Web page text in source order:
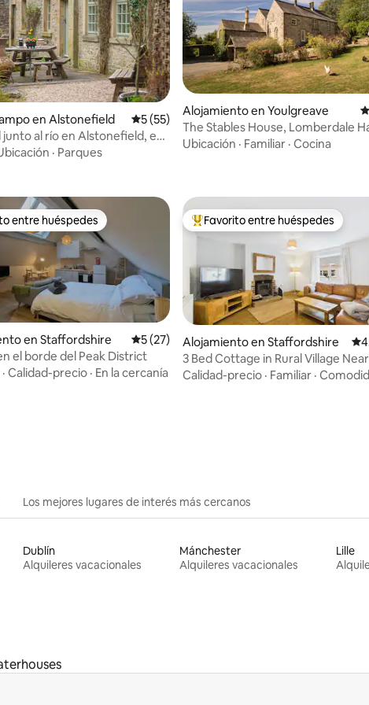
de 5, 30 reseñas
en Alstonefield Calificación promedio: 5 de 5, 55 reseñas
5 (55)
junto al río en Alstonefield, en
los Picos
· Parques
Alojamiento en Youlgreave
The Stables House, Lomberdale
4 a 7 huéspedes
Ubicación · Familiar · Cocina
de 5, 433 reseñas
huéspedes preferido
entre huéspedes
en Staffordshire Calificación promedio: 5 de 5, 27 reseñas
5 (27)
el borde del Peak District
· Calidad-precio · En la cercanía
Favorito entre huéspedes preferido
Favorito entre huéspedes
Alojamiento en Staffordshire
3 Bed Cottage in Rural Village
Towers
Calidad-precio · Familiar ·
Los mejores lugares de interés más cercanos
Dublín
Alquileres vacacionales
Mánchester
Alquileres vacacionales
Lille